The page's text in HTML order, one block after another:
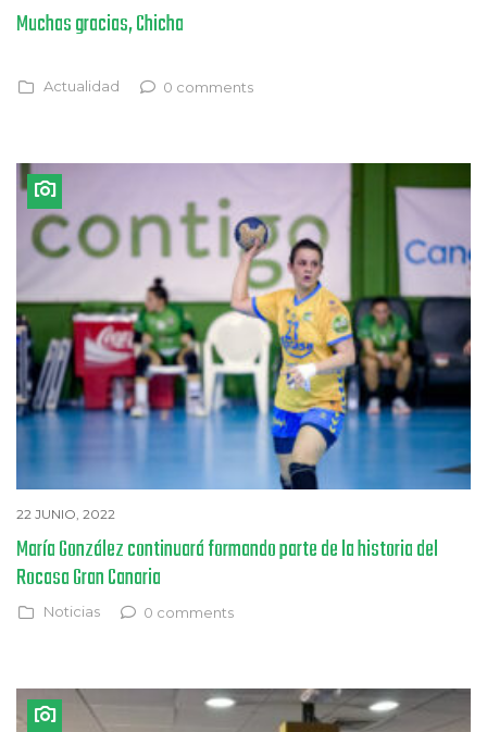
Muchas gracias, Chicha
Actualidad 0 comments
22 JUNIO, 2022
María González continuará formando parte de la historia del
Rocasa Gran Canaria
Noticias 0 comments